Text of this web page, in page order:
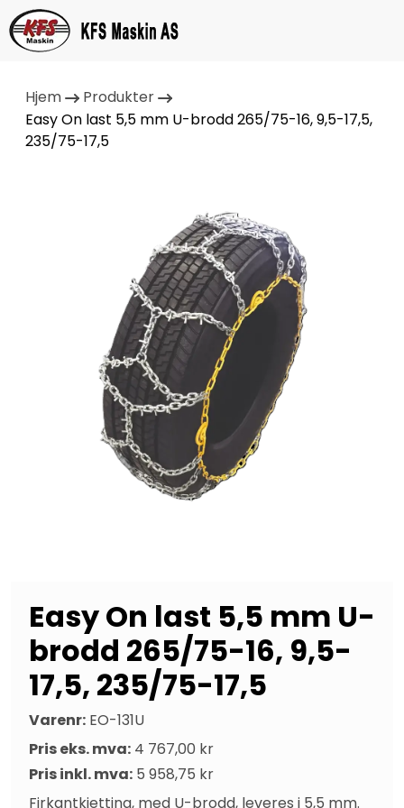
Hjem
Produkter
Easy On last 5,5 mm U-brodd 265/75-16, 9,5-17,5,
235/75-17,5
Easy On last 5,5 mm U-
brodd 265/75-16, 9,5-
17,5, 235/75-17,5
Varenr: EO-131U
Pris eks. mva: 4 767,00 kr
Pris inkl. mva: 5 958,75 kr
Firkantkjetting, med U-brodd, leveres i 5,5 mm.